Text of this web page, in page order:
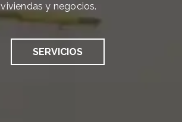
viviendas y negocios.
SERVICIOS